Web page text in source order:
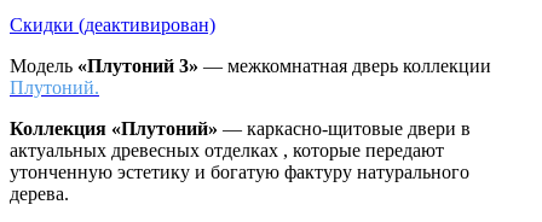
Скидки (деактивирован)
Модель «Плутоний 3» — межкомнатная дверь коллекции
Плутоний.
Коллекция «Плутоний» — каркасно-щитовые двери в
актуальных древесных отделках , которые передают
утонченную эстетику и богатую фактуру натурального
дерева.